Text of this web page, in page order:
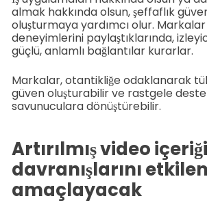
almak hakkında olsun, şeffaflık
oluşturmaya yardımcı olur.
deneyimlerini paylaştıklarında,
güçlü, anlamlı bağlantılar kurarlar.
Markalar, otantikliğe odaklanarak
güven oluşturabilir ve rastgele
savunuculara dönüştürebilir.
Artırılmış video
davranışlarını
amaçlayacak